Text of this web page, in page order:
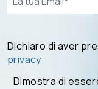
Dichiaro di aver
privacy
Dimostra di